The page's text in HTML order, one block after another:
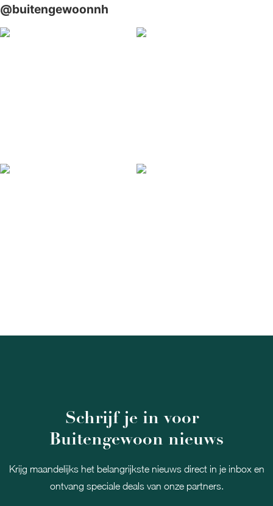
Schrijf je in voor
Buitengewoon nieuws
Krijg maandelijks het belangrijkste nieuws direct in je inbox en
ontvang speciale deals van onze partners.